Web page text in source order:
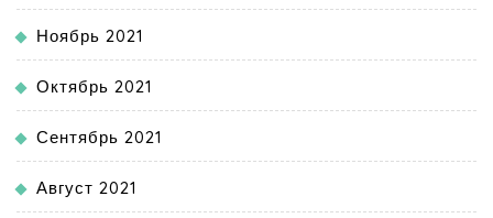
Ноябрь 2021
Октябрь 2021
Сентябрь 2021
Август 2021